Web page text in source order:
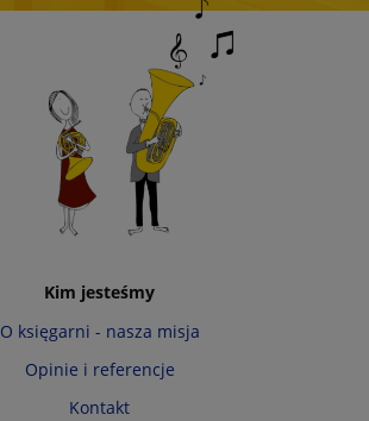
Kim jesteśmy
O księgarni - nasza misja
Opinie i referencje
Kontakt